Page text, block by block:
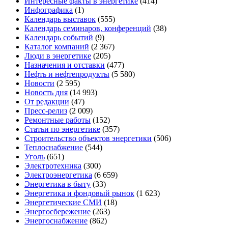
Инфографика (1)
Календарь выставок (555)
Календарь семинаров, конференций (38)
Календарь событий (9)
Каталог компаний (2 367)
Люди в энергетике (205)
Назначения и отставки (477)
Нефть и нефтепродукты (5 580)
Новости (2 595)
Новость дня (14 993)
От редакции (47)
Пресс-релиз (2 009)
Ремонтные работы (152)
Статьи по энергетике (357)
Строительство объектов энергетики (506)
Теплоснабжение (544)
Уголь (651)
Электротехника (300)
Электроэнергетика (6 659)
Энергетика в быту (33)
Энергетика и фондовый рынок (1 623)
Энергетические СМИ (18)
Энергосбережение (263)
Энергоснабжение (862)